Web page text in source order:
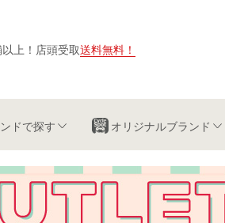
上 ！ 店頭受取送料無料 ！
ドで探す オリジナルブランド